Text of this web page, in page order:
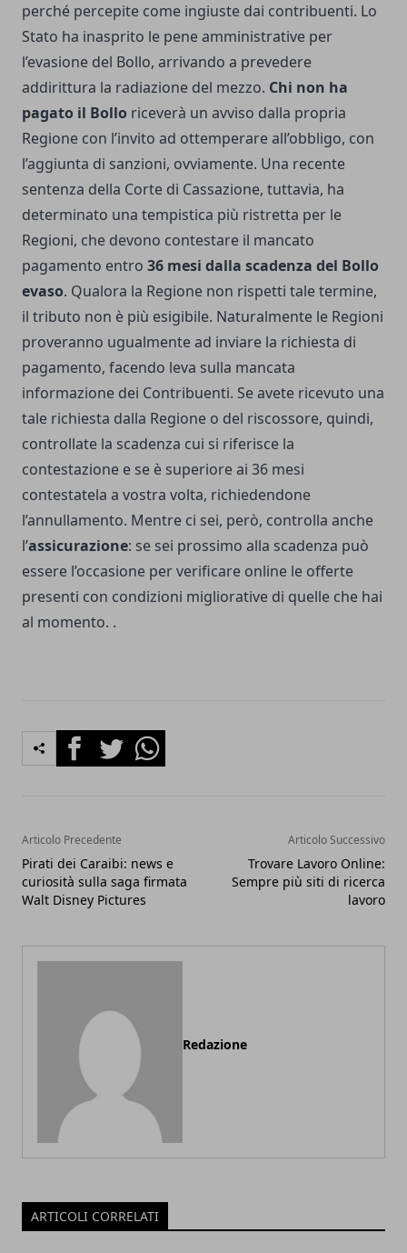
perché percepite come ingiuste dai contribuenti. Lo
Stato ha inasprito le pene amministrative per
l’evasione del Bollo, arrivando a prevedere
addirittura la radiazione del mezzo. Chi non ha
pagato il Bollo riceverà un avviso dalla propria
Regione con l’invito ad ottemperare all’obbligo, con
l’aggiunta di sanzioni, ovviamente. Una recente
sentenza della Corte di Cassazione, tuttavia, ha
determinato una tempistica più ristretta per le
Regioni, che devono contestare il mancato
pagamento entro 36 mesi dalla scadenza del Bollo
evaso. Qualora la Regione non rispetti tale termine,
il tributo non è più esigibile. Naturalmente le Regioni
proveranno ugualmente ad inviare la richiesta di
pagamento, facendo leva sulla mancata
informazione dei Contribuenti. Se avete ricevuto una
tale richiesta dalla Regione o del riscossore, quindi,
controllate la scadenza cui si riferisce la
contestazione e se è superiore ai 36 mesi
contestatela a vostra volta, richiedendone
l’annullamento. Mentre ci sei, però, controlla anche
l’assicurazione: se sei prossimo alla scadenza può
essere l’occasione per verificare online le offerte
presenti con condizioni migliorative di quelle che hai
al momento. .
FacebookTwitterWhatsapp
Articolo Precedente
Pirati dei Caraibi: news e
curiosità sulla saga firmata
Walt Disney Pictures
Articolo Successivo
Trovare Lavoro Online:
Sempre più siti di ricerca
lavoro
Redazione
ARTICOLI CORRELATI